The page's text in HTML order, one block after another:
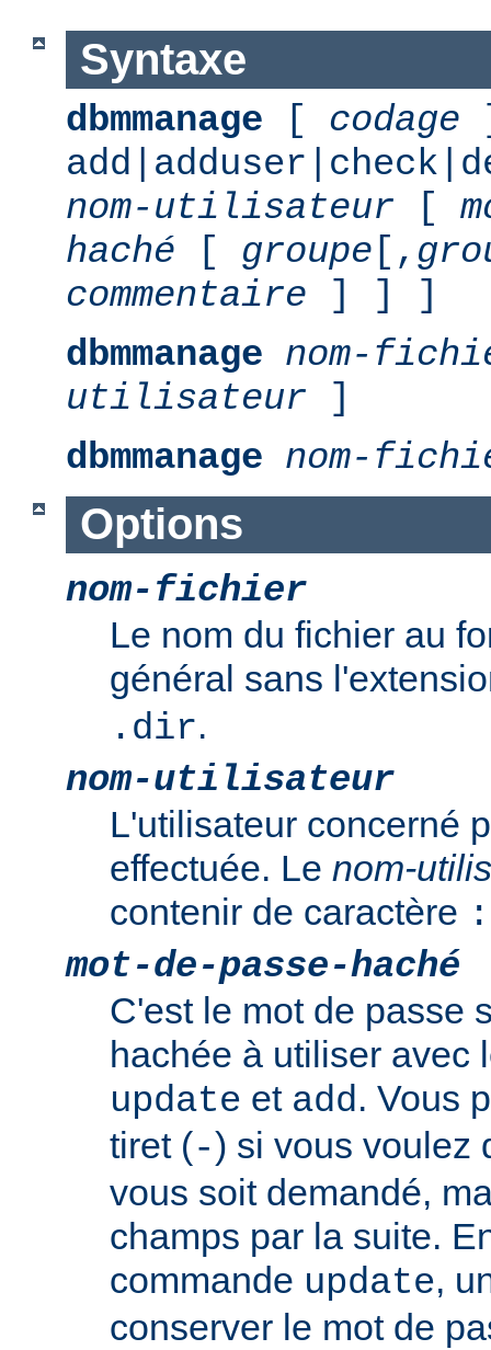
Syntaxe
dbmmanage [ codage
nom-utilisateur [
haché [ groupe [,
commentaire ] ] ]
dbmmanage nom-
utilisateur ]
dbmmanage nom-
Options
nom-fichier
Le nom du fichier au
général sans
.dir.
nom-utilisateur
L'utilisateur concerné
effectuée. Le nom-
contenir de caractère :
mot-de-passe-haché
C'est le mot de passe
hachée à utiliser avec
update et add. Vous
tiret (-) si vous voulez
vous soit demandé,
champs par la suite.
commande update,
conserver le mot de